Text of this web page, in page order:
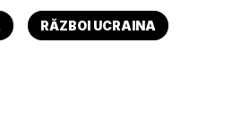
RĂZBOI UCRAINA